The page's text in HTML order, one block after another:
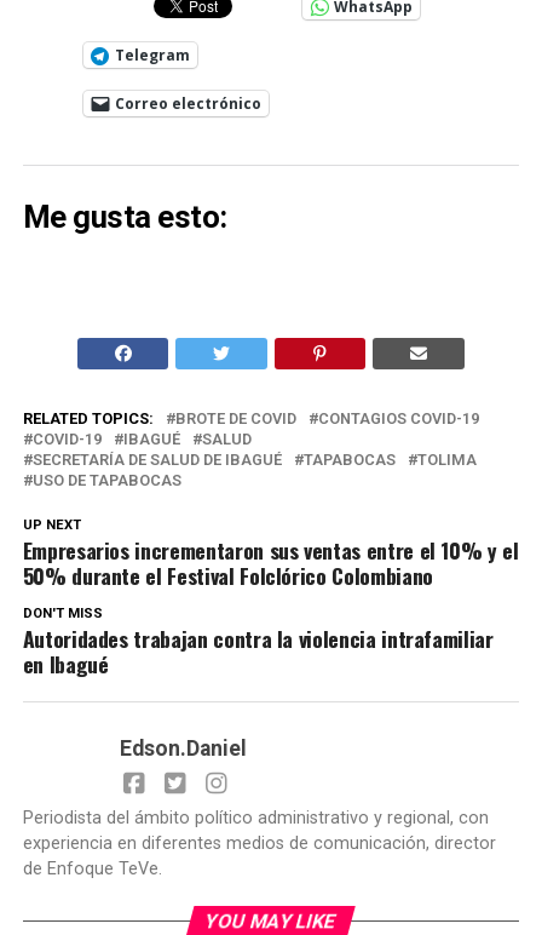
WhatsApp
Telegram
Correo electrónico
Me gusta esto:
RELATED TOPICS: BROTE DE COVID
CONTAGIOS COVID-19
COVID-19
IBAGUÉ
SALUD
SECRETARÍA DE SALUD DE IBAGUÉ
TAPABOCAS
TOLIMA
USO DE TAPABOCAS
UP NEXT
Empresarios incrementaron sus ventas entre el 10% y el
50% durante el Festival Folclórico Colombiano
DON'T MISS
Autoridades trabajan contra la violencia intrafamiliar
en Ibagué
Edson.Daniel
Periodista del ámbito político administrativo y regional, con
experiencia en diferentes medios de comunicación, director
de Enfoque TeVe.
YOU MAY LIKE